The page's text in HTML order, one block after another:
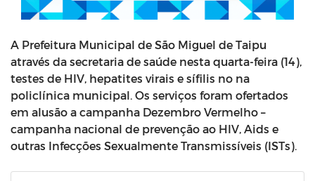
A Prefeitura Municipal de São Miguel de Taipu
através da secretaria de saúde nesta quarta-feira (14),
testes de HIV, hepatites virais e sífilis no na
policlínica municipal. Os serviços foram ofertados
em alusão a campanha Dezembro Vermelho –
campanha nacional de prevenção ao HIV, Aids e
outras Infecções Sexualmente Transmissíveis (ISTs).